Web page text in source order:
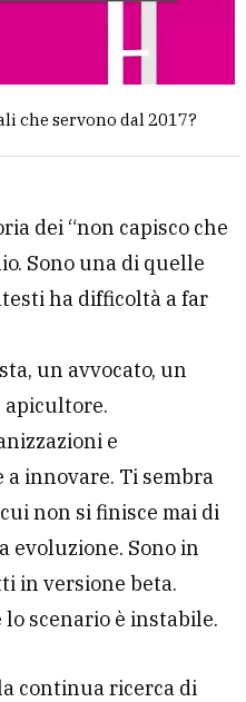
che servono dal 2017?
dei “non capisco che
Sono una di quelle
ha difficoltà a far
un avvocato, un
apicultore.
e
a innovare. Ti sembra
non si finisce mai di
evoluzione. Sono in
in versione beta.
lo scenario è instabile.
continua ricerca di